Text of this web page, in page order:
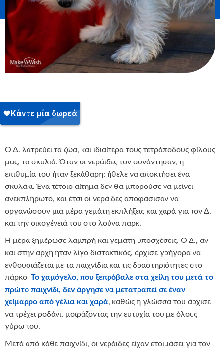
Ο Δ. λατρεύει τα ζώα, και ιδιαίτερα τους τετράποδους φίλους
μας, τα σκυλιά. Όταν οι νεράιδες τον συνάντησαν, η
επιθυμία του ήταν ξεκάθαρη: ήθελε να αποκτήσει ένα
σκυλάκι. Ένα τέτοιο αίτημα δεν θα μπορούσε να μείνει
ανεκπλήρωτο, και έτσι οι νεράιδες αποφάσισαν να
οργανώσουν μια μέρα γεμάτη εκπλήξεις και χαρά για τον Δ.
και την οικογένειά του στο λούνα παρκ.
Η μέρα ξημέρωσε λαμπρή και γεμάτη υποσχέσεις. Ο Δ., αν
και στην αρχή ήταν λίγο διστακτικός, άρχισε γρήγορα να
ενθουσιάζεται με τα παιχνίδια και τις δραστηριότητες στο
πάρκο. Το χαμόγελο, που ξεπρόβαλε στα χείλη του μετά το
πρώτο παιχνίδι, δεν άργησε να μετατραπεί σε έναν
χείμαρρο από γέλια και χαρά, καθώς η γλώσσα του άρχισε
να τρέχει ροδάνι, μοιράζοντας την ευτυχία του με όλους
γύρω του.
Μετά από κάθε παιχνίδι, οι νεράιδες είχαν ετοιμάσει για τον